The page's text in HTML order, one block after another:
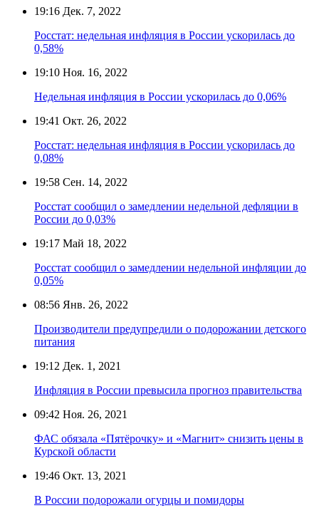
19:16 Дек. 7, 2022
Росстат: недельная инфляция в России ускорилась до
0,58%
19:10 Ноя. 16, 2022
Недельная инфляция в России ускорилась до 0,06%
19:41 Окт. 26, 2022
Росстат: недельная инфляция в России ускорилась до
0,08%
19:58 Сен. 14, 2022
Росстат сообщил о замедлении недельной дефляции в
России до 0,03%
19:17 Май 18, 2022
Росстат сообщил о замедлении недельной инфляции до
0,05%
08:56 Янв. 26, 2022
Производители предупредили о подорожании детского
питания
19:12 Дек. 1, 2021
Инфляция в России превысила прогноз правительства
09:42 Ноя. 26, 2021
ФАС обязала «Пятёрочку» и «Магнит» снизить цены в
Курской области
19:46 Окт. 13, 2021
В России подорожали огурцы и помидоры